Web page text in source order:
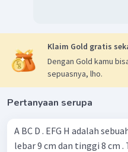
Klaim Gold gratis
Dengan Gold kamu
sepuasnya, lho.
Pertanyaan serupa
A BC D . EFG H adalah
lebar 9 cm dan tinggi 8 cm .